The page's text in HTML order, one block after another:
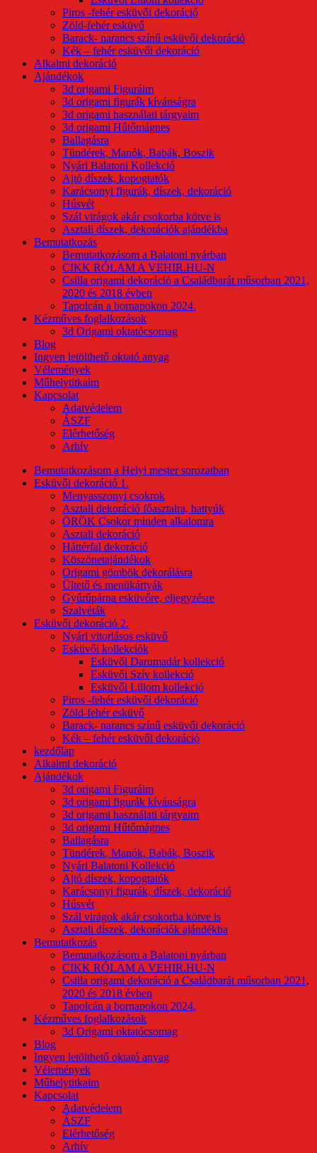
Piros -fehér esküvői dekoráció
Zöld-fehér esküvő
Barack- narancs színű esküvői dekoráció
Kék – fehér esküvői dekoráció
Alkalmi dekoráció
Ajándékok
3d origami Figuráim
3d origami figurák kívánságra
3d origami használati tárgyaim
3d origami Hűtőmágnes
Ballagásra
Tündérek, Manók, Babák, Boszik
Nyári Balatoni Kollekció
Ajtó díszek, kopogtatók
Karácsonyi figurák, díszek, dekoráció
Húsvét
Szál virágok akár csokorba kötve is
Asztali díszek, dekorációk ajándékba
Bemutatkozás
Bemutatkozásom a Balatoni nyárban
CIKK RÓLAM A VEHIR.HU-N
Csilla origami dekoráció a Családbarát műsorban 2021,
2020 és 2018 évben
Tapolcán a bornapokon 2024.
Kézműves foglalkozások
3d Origami oktatócsomag
Blog
Ingyen letölthető oktató anyag
Vélemények
Műhelytitkaim
Kapcsolat
Adatvédelem
ÁSZF
Elérhetőség
Arhív
Bemutatkozásom a Helyi mester sorozatban
Esküvői dekoráció 1.
Menyasszonyi csokrok
Asztali dekoráció főasztalra, hattyúk
ÖRÖK Csokor minden alkalomra
Asztali dekoráció
Háttérfal dekoráció
Köszönetajándékok
Origami gömbök dekorálásra
Ültető és menükártyák
Gyűrűpárna esküvőre, eljegyzésre
Szalvéták
Esküvői dekoráció 2.
Nyári vitorlásos esküvő
Esküvői kollekciók
Esküvői Darumadár kollekció
Esküvői Szív kollekció
Esküvői Liliom kollekció
Piros -fehér esküvői dekoráció
Zöld-fehér esküvő
Barack- narancs színű esküvői dekoráció
Kék – fehér esküvői dekoráció
kezdőlap
Alkalmi dekoráció
Ajándékok
3d origami Figuráim
3d origami figurák kívánságra
3d origami használati tárgyaim
3d origami Hűtőmágnes
Ballagásra
Tündérek, Manók, Babák, Boszik
Nyári Balatoni Kollekció
Ajtó díszek, kopogtatók
Karácsonyi figurák, díszek, dekoráció
Húsvét
Szál virágok akár csokorba kötve is
Asztali díszek, dekorációk ajándékba
Bemutatkozás
Bemutatkozásom a Balatoni nyárban
CIKK RÓLAM A VEHIR.HU-N
Csilla origami dekoráció a Családbarát műsorban 2021,
2020 és 2018 évben
Tapolcán a bornapokon 2024.
Kézműves foglalkozások
3d Origami oktatócsomag
Blog
Ingyen letölthető oktató anyag
Vélemények
Műhelytitkaim
Kapcsolat
Adatvédelem
ÁSZF
Elérhetőség
Arhív